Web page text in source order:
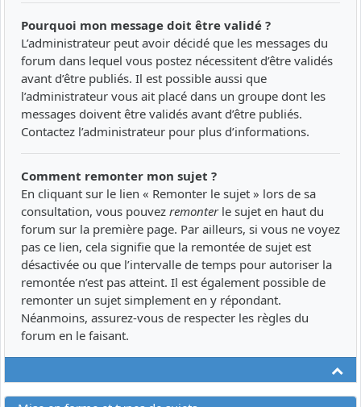
Pourquoi mon message doit être validé ?
L’administrateur peut avoir décidé que les messages du
forum dans lequel vous postez nécessitent d’être validés
avant d’être publiés. Il est possible aussi que
l’administrateur vous ait placé dans un groupe dont les
messages doivent être validés avant d’être publiés.
Contactez l’administrateur pour plus d’informations.
Comment remonter mon sujet ?
En cliquant sur le lien « Remonter le sujet » lors de sa
consultation, vous pouvez remonterle sujet en haut du
forum sur la première page. Par ailleurs, si vous ne voyez
pas ce lien, cela signifie que la remontée de sujet est
désactivée ou que l’intervalle de temps pour autoriser la
remontée n’est pas atteint. Il est également possible de
remonter un sujet simplement en y répondant.
Néanmoins, assurez-vous de respecter les règles du
forum en le faisant.